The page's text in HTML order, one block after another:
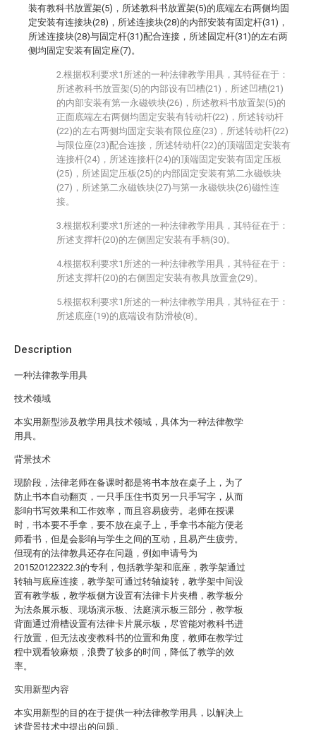
Description
一种法律教学用具
技术领域
本实用新型涉及教学用具技术领域，具体为一种法律教学
用具。
背景技术
现阶段，法律老师在备课时都是将书本放在桌子上，为了
防止书本自动翻页，一只手压住书页另一只手写字，从而
影响书写效果和工作效率，而且容易疲劳。老师在授课
时，书本要不手拿，要不放在桌子上，手拿书本能方便老
师看书，但是会影响与学生之间的互动，且易产生疲劳。
但现有的法律教具还存在问题，例如申请号为
201520122322.3的专利，包括教学架和底座，教学架通过
转轴与底座连接，教学架可通过转轴旋转，教学架中间设
置有教学板，教学板侧方设置有法律卡片夹槽，教学板分
为法条展示板、现场演示板、法庭演示板三部分，教学板
背面通过滑槽设置有法律卡片展示板，尽管能对教科书进
行放置，但无法改变教科书的位置和角度，教师在教学过
程中观看较麻烦，浪费了较多的时间，降低了教学的效
率。
实用新型内容
本实用新型的目的在于提供一种法律教学用具，以解决上
述背景技术中提出的问题。
装有教科书放置架(5)，所述教科书放置架(5)的底端左右两侧均固
定安装有连接块(28)，所述连接块(28)的内部安装有固定杆(31)，
所述连接块(28)与固定杆(31)配合连接，所述固定杆(31)的左右两
侧均固定安装有固定座(7)。
2.根据权利要求1所述的一种法律教学用具，其特征在于：
所述教科书放置架(5)的内部设有凹槽(21)，所述凹槽(21)
的内部安装有第一永磁铁块(26)，所述教科书放置架(5)的
正面底端左右两侧均固定安装有转动杆(22)，所述转动杆
(22)的左右两侧均固定安装有限位座(23)，所述转动杆(22)
与限位座(23)配合连接，所述转动杆(22)的顶端固定安装有
连接杆(24)，所述连接杆(24)的顶端固定安装有固定压板
(25)，所述固定压板(25)的内部固定安装有第二永磁铁块
(27)，所述第二永磁铁块(27)与第一永磁铁块(26)磁性连
接。
3.根据权利要求1所述的一种法律教学用具，其特征在于：
所述支撑杆(20)的左侧固定安装有手柄(30)。
4.根据权利要求1所述的一种法律教学用具，其特征在于：
所述支撑杆(20)的右侧固定安装有教具放置盒(29)。
5.根据权利要求1所述的一种法律教学用具，其特征在于：
所述底座(19)的底端设有防滑棱(8)。